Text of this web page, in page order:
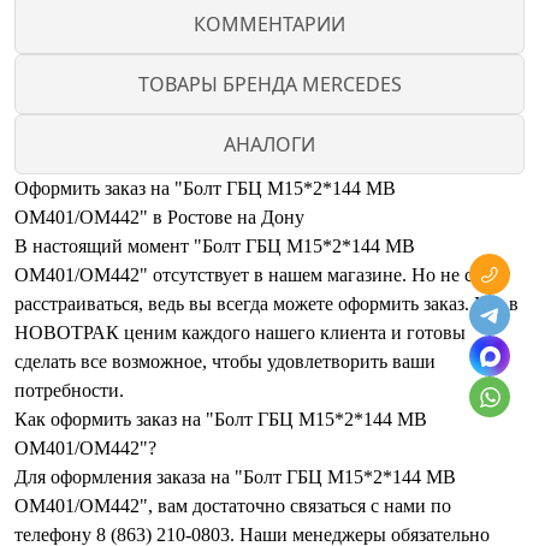
КОММЕНТАРИИ
ТОВАРЫ БРЕНДА MERCEDES
АНАЛОГИ
Оформить заказ на "Болт ГБЦ М15*2*144 MB
OM401/OM442" в Ростове на Дону
В настоящий момент "Болт ГБЦ М15*2*144 MB
OM401/OM442" отсутствует в нашем магазине. Но не стоит
расстраиваться, ведь вы всегда можете оформить заказ. Мы в
НОВОТРАК ценим каждого нашего клиента и готовы
сделать все возможное, чтобы удовлетворить ваши
потребности.
Как оформить заказ на "Болт ГБЦ М15*2*144 MB
OM401/OM442"?
Для оформления заказа на "Болт ГБЦ М15*2*144 MB
OM401/OM442", вам достаточно связаться с нами по
телефону 8 (863) 210-0803. Наши менеджеры обязательно